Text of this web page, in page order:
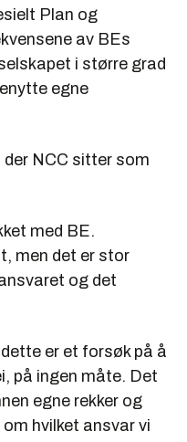
Plan og
av BEs
i større grad
egne
NCC sitter som
med BE.
men det er stor
og det
er et forsøk på å
på ingen måte. Det
egne rekker og
hvilket ansvar vi